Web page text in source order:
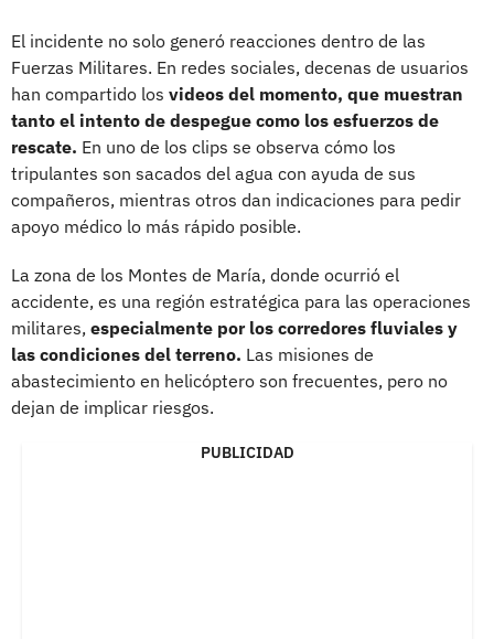
El incidente no solo generó reacciones dentro de las
Fuerzas Militares. En redes sociales, decenas de usuarios
han compartido los videos del momento, que muestran
tanto el intento de despegue como los esfuerzos de
rescate. En uno de los clips se observa cómo los
tripulantes son sacados del agua con ayuda de sus
compañeros, mientras otros dan indicaciones para pedir
apoyo médico lo más rápido posible.
La zona de los Montes de María, donde ocurrió el
accidente, es una región estratégica para las operaciones
militares, especialmente por los corredores fluviales y
las condiciones del terreno. Las misiones de
abastecimiento en helicóptero son frecuentes, pero no
dejan de implicar riesgos.
PUBLICIDAD